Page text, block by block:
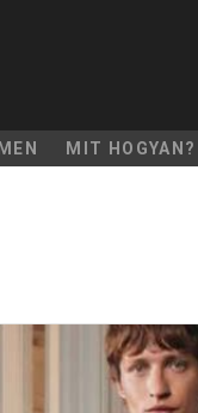
MIT HOGYAN?